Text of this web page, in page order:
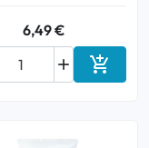
6,49 €
 